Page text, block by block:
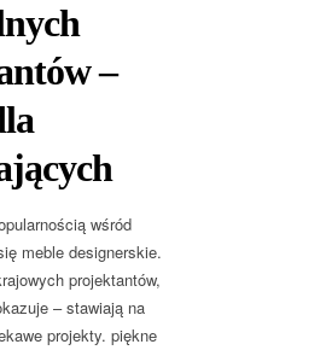
–
wśród
meble designerskie.
projektantów,
– stawiają na
projekty. piękne